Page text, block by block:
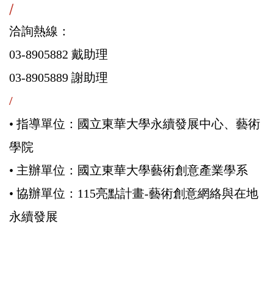
/
洽詢熱線：
03-8905882 戴助理
03-8905889 謝助理
/
• 指導單位：國立東華大學永續發展中心、藝術
學院
• 主辦單位：國立東華大學藝術創意產業學系
• 協辦單位：115亮點計畫-藝術創意網絡與在地
永續發展